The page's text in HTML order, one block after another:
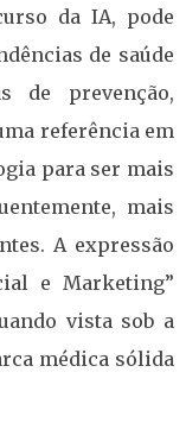
da IA, pode
de saúde
de prevenção,
referência em
para ser mais
mais
A expressão
e Marketing”
vista sob a
médica sólida